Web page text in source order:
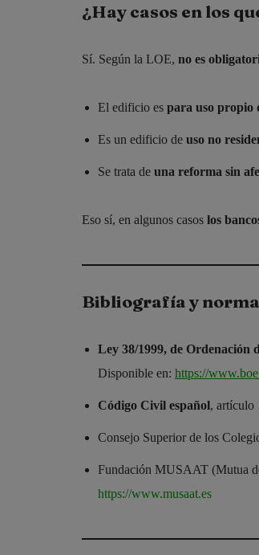
¿Hay casos en los
Sí. Según la LOE, no es
El edificio es para uso propio
Es un edificio de uso no
Se trata de una reforma sin
Eso sí, en algunos casos los
Bibliografía y
Ley 38/1999, de Ordenación
Disponible en: https://
Código Civil español, artículo
Consejo Superior de los
Fundación MUSAAT (Mutua
https://www.musaat.es